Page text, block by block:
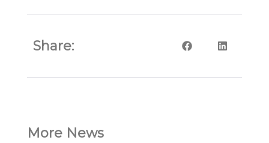
Share:
More News